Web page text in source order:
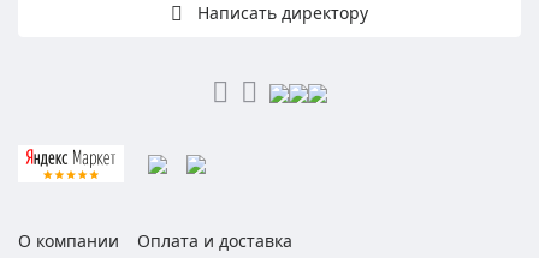
Написать директору
О компании
Оплата и доставка